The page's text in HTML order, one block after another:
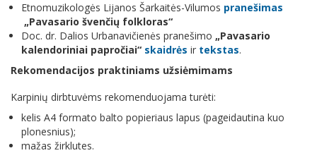
Etnomuzikologės Lijanos Šarkaitės-Vilumos pranešimas
„Pavasario švenčių folkloras“
Doc. dr. Dalios Urbanavičienės pranešimo „Pavasario
kalendoriniai papročiai“ skaidrės ir tekstas.
Rekomendacijos praktiniams užsiėmimams
Karpinių dirbtuvėms rekomenduojama turėti:
kelis A4 formato balto popieriaus lapus (pageidautina kuo
plonesnius);
mažas žirklutes.